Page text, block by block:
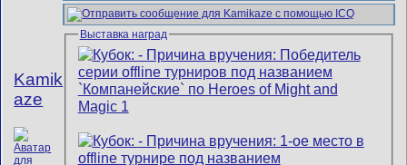
Kamik
aze
Выставка наград